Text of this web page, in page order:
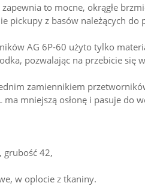
to mocne, okrągłe
pickupy z basów należących
AG 6P-60 użyto tylko
pozwalając na przebicie
zamiennikiem
ma mniejszą osłonę i pasuje
grubość 42,
w oplocie z tkaniny.